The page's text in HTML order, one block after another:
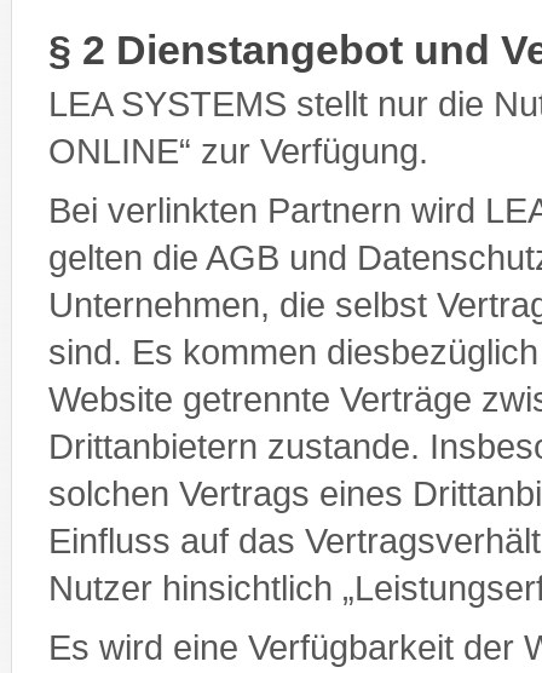
§ 2 Dienstangebot und
LEA SYSTEMS stellt nur die
ONLINE“ zur Verfügung.
Bei verlinkten Partnern wird
gelten die AGB und
Unternehmen, die selbst
sind. Es kommen
Website getrennte Verträge
Drittanbietern zustande.
solchen Vertrags eines
Einfluss auf das
Nutzer hinsichtlich
Es wird eine Verfügbarkeit der